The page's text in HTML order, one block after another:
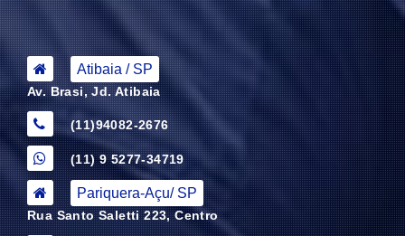
Atibaia / SP
Av. Brasi, Jd. Atibaia
(11)94082-2676
(11) 9 5277-34719
Pariquera-Açu/ SP
Rua Santo Saletti 223, Centro